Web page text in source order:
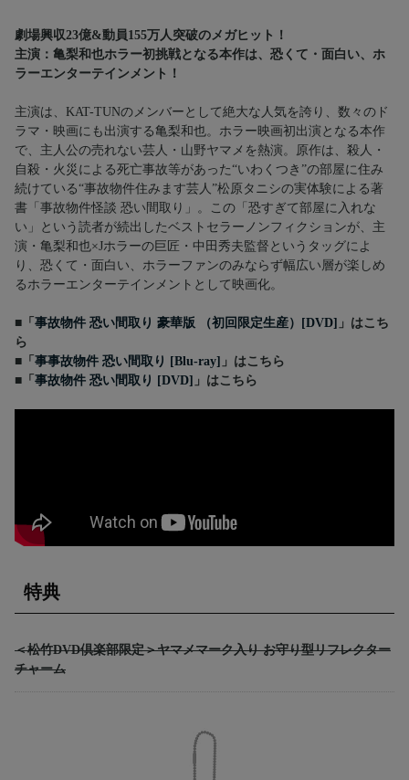
劇場興収23億&動員155万人突破のメガヒット！
主演：亀梨和也ホラー初挑戦となる本作は、恐くて・面白い、ホ
ラーエンターテインメント！
主演は、KAT-TUNのメンバーとして絶大な人気を誇り、数々のド
ラマ・映画にも出演する亀梨和也。ホラー映画初出演となる本作
で、主人公の売れない芸人・山野ヤマメを熱演。原作は、殺人・
自殺・火災による死亡事故等があった“いわくつき”の部屋に住み
続けている“事故物件住みます芸人”松原タニシの実体験による著
書「事故物件怪談 恐い間取り」。この「恐すぎて部屋に入れな
い」という読者が続出したベストセラーノンフィクションが、主
演・亀梨和也×Jホラーの巨匠・中田秀夫監督というタッグによ
り、恐くて・面白い、ホラーファンのみならず幅広い層が楽しめ
るホラーエンターテインメントとして映画化。
■「 事故物件 恐い間取り 豪華版 （初回限定生産）[DVD] 」はこち
ら
■「 事事故物件 恐い間取り [Blu-ray] 」はこちら
■「 事故物件 恐い間取り [DVD] 」はこちら
特典
＜松竹DVD倶楽部限定＞ヤマメマーク入り お守り型リフレクター
チャーム